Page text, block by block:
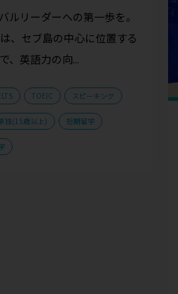
ルリーダーへの第一歩を。
、セブ島の中心に位置する
、英語力の向...
TOEIC スピーキング
独(15歳以上) 短期留学